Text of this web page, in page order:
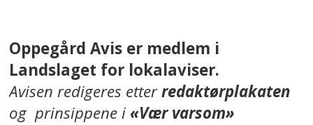
Oppegård Avis er medlem i
Landslaget for lokalaviser.
Avisen redigeres etterredaktørplakaten
og prinsippene i«Vær varsom»